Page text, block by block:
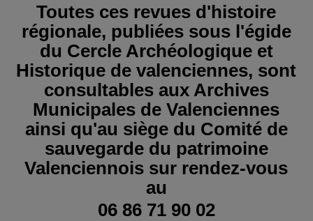
Toutes ces revues d'histoire
régionale, publiées sous l'égide
du Cercle Archéologique et
Historique de valenciennes, sont
consultables aux Archives
Municipales de Valenciennes
ainsi qu'au siège du Comité de
sauvegarde du patrimoine
Valenciennois sur rendez-vous
au
06 86 71 90 02